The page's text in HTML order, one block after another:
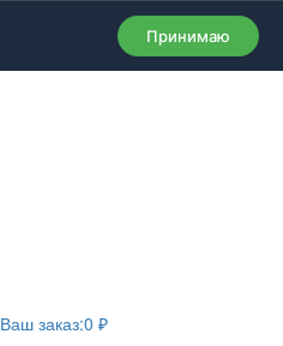
Принимаю
Ваш заказ:0 ₽